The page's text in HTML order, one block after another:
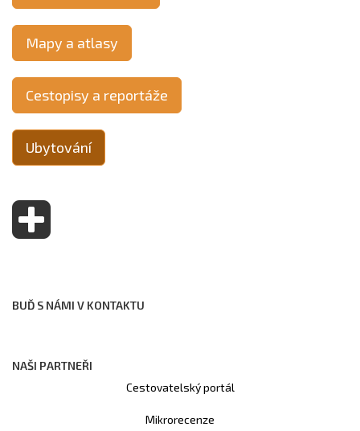
Mapy a atlasy
Cestopisy a reportáže
Ubytování
BUĎ S NÁMI V KONTAKTU
NAŠI PARTNEŘI
Cestovatelský portál
Mikrorecenze